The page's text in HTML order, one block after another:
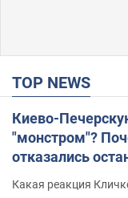
TOP NEWS
Киево-
"монстром"?
отказались
Какая реакция